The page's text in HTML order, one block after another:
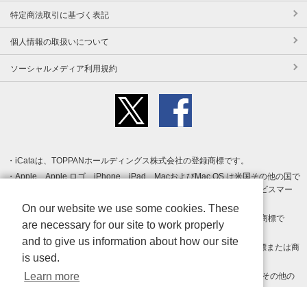
特定商法取引に基づく表記
個人情報の取扱いについて
ソーシャルメディア利用規約
iCataは、TOPPANホールディングス株式会社の登録商標です。
Apple、Apple ロゴ、iPhone、iPad、MacおよびMac OS は米国その他の国で
登録された Apple Inc. の商標です。App Store は Apple Inc. のサービスマー
クです。
Android、Google Play および Google Play ロゴ は Google LLC の商標で
す。
Windows は Microsoft Inc.の米国およびその他の国における登録商標または商
標です。
Adobe、Adobe Reader、Adobe PDF は、Adobe Inc.の米国およびその他の
On our website we use some cookies. These
are necessary for our site to work properly
and to give us information about how our site
is used.
Learn more